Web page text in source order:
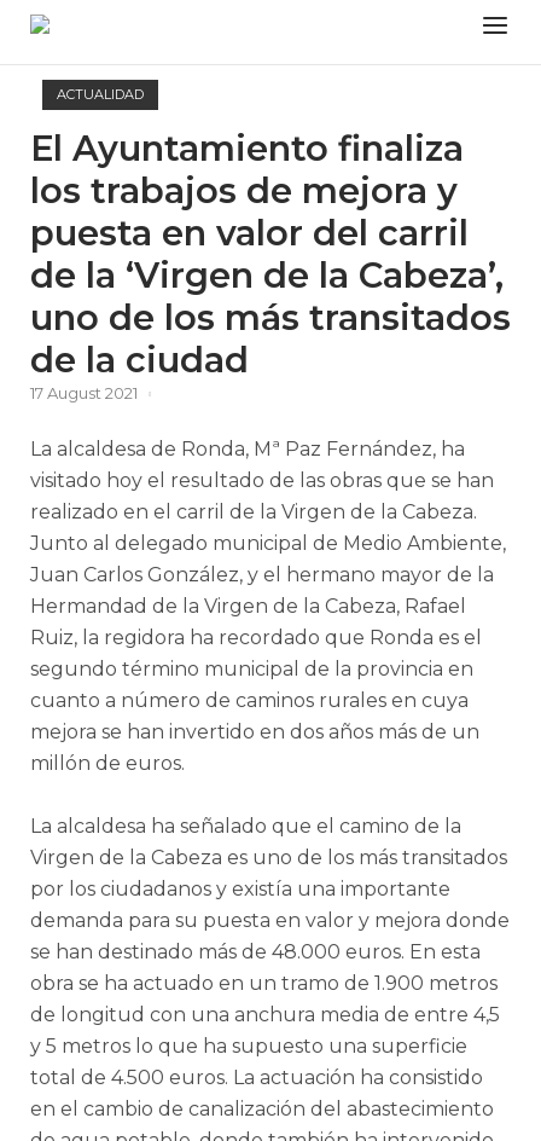
Skip
content
Menu
ACTUALIDAD
El Ayuntamiento finaliza
los trabajos de mejora y
puesta en valor del carril
de la ‘Virgen de la Cabeza’,
uno de los más transitados
de la ciudad
17 August 2021
La alcaldesa de Ronda, Mª Paz Fernández, ha
visitado hoy el resultado de las obras que se han
realizado en el carril de la Virgen de la Cabeza.
Junto al delegado municipal de Medio Ambiente,
Juan Carlos González, y el hermano mayor de la
Hermandad de la Virgen de la Cabeza, Rafael
Ruiz, la regidora ha recordado que Ronda es el
segundo término municipal de la provincia en
cuanto a número de caminos rurales en cuya
mejora se han invertido en dos años más de un
millón de euros.
La alcaldesa ha señalado que el camino de la
Virgen de la Cabeza es uno de los más transitados
por los ciudadanos y existía una importante
demanda para su puesta en valor y mejora donde
se han destinado más de 48.000 euros. En esta
obra se ha actuado en un tramo de 1.900 metros
de longitud con una anchura media de entre 4,5
y 5 metros lo que ha supuesto una superficie
total de 4.500 euros. La actuación ha consistido
en el cambio de canalización del abastecimiento